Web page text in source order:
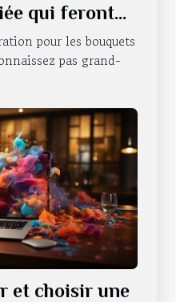
qui feront
tout au long
pour les bouquets
pas grand-
et choisir une